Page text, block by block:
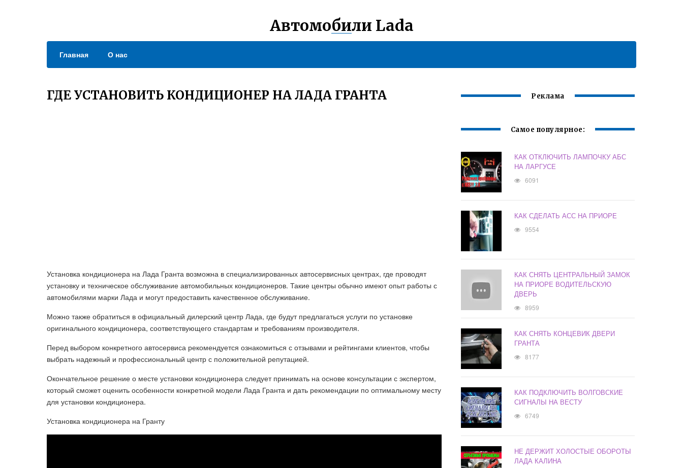
Автомобили Lada
Главная О нас
ГДЕ УСТАНОВИТЬ КОНДИЦИОНЕР НА ЛАДА ГРАНТА
Установка кондиционера на Лада Гранта возможна в специализированных автосервисных центрах, где проводят
установку и техническое обслуживание автомобильных кондиционеров. Такие центры обычно имеют опыт работы с
автомобилями марки Лада и могут предоставить качественное обслуживание.
Можно также обратиться в официальный дилерский центр Лада, где будут предлагаться услуги по установке
оригинального кондиционера, соответствующего стандартам и требованиям производителя.
Перед выбором конкретного автосервиса рекомендуется ознакомиться с отзывами и рейтингами клиентов, чтобы
выбрать надежный и профессиональный центр с положительной репутацией.
Окончательное решение о месте установки кондиционера следует принимать на основе консультации с экспертом,
который сможет оценить особенности конкретной модели Лада Гранта и дать рекомендации по оптимальному месту
для установки кондиционера.
Установка кондиционера на Гранту
Реклама
Самое популярное:
КАК ОТКЛЮЧИТЬ ЛАМПОЧКУ АБС
НА ЛАРГУСЕ
6091
КАК СДЕЛАТЬ АСС НА ПРИОРЕ
9554
КАК СНЯТЬ ЦЕНТРАЛЬНЫЙ ЗАМОК
НА ПРИОРЕ ВОДИТЕЛЬСКУЮ
ДВЕРЬ
8959
КАК СНЯТЬ КОНЦЕВИК ДВЕРИ
ГРАНТА
8177
КАК ПОДКЛЮЧИТЬ ВОЛГОВСКИЕ
СИГНАЛЫ НА ВЕСТУ
6749
НЕ ДЕРЖИТ ХОЛОСТЫЕ ОБОРОТЫ
ЛАДА КАЛИНА